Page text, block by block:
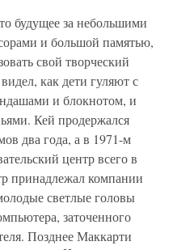
будущее за небольшими
и большой памятью,
свой творческий
как дети гуляют с
и блокнотом, и
Кей продержался
два года, а в 1971-м
центр всего в
принадлежал компании
светлые головы
заточенного
Позднее Маккарти